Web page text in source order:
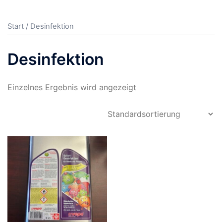
Start / Desinfektion
Desinfektion
Einzelnes Ergebnis wird angezeigt